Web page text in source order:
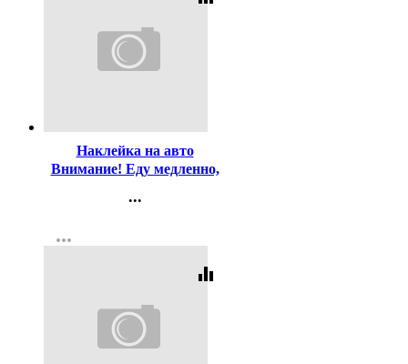
Наклейка на авто
Внимание! Еду медленно,
арт.AVTO000005
...
Регистрация
more_horiz
equalizer